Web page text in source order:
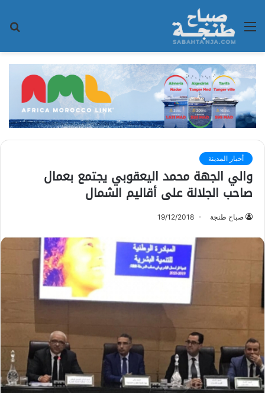
القائمة
أخبار المدينة
والي الجهة محمد اليعقوبي يجتمع بعمال
صاحب الجلالة على أقاليم الشمال
صباح طنجة 19/12/2018